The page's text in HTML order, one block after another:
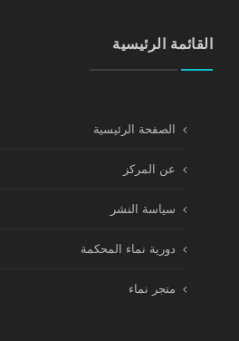
القائمة الرئيسية
الصفحة الرئيسية
عن المركز
سياسة النشر
دورية نماء المحكمة
متجر نماء